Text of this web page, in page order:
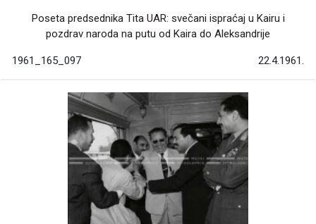
Poseta predsednika Tita UAR: svečani ispraćaj u Kairu i
pozdrav naroda na putu od Kaira do Aleksandrije
1961_165_097 22.4.1961.